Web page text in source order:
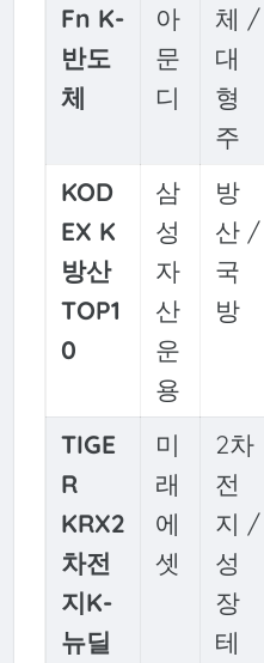
Fn K-
반도
체
아
문
디
체 /
대
형
주
KOD
EX K
방산
TOP1
0
삼
성
자
산
운
용
방
산 /
국
방
TIGE
R
KRX2
차전
지K-
뉴딜
미
래
에
셋
2차
전
지 /
성
장
테